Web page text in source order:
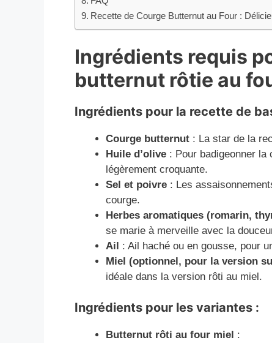
Recette de Courge Butternut au Four :
Ingrédients requis
butternut rôtie au
Ingrédients pour la recette de
Courge butternut : La star de la
Huile d’olive : Pour badigeonner la
légèrement croquante.
Sel et poivre : Les
courge.
Herbes aromatiques (romarin,
se marie à merveille avec la
Ail
: Ail haché ou en gousse, pour
Miel (optionnel, pour la version
idéale dans la version rôti au miel.
Ingrédients pour les variantes :
Butternut rôti au four miel :